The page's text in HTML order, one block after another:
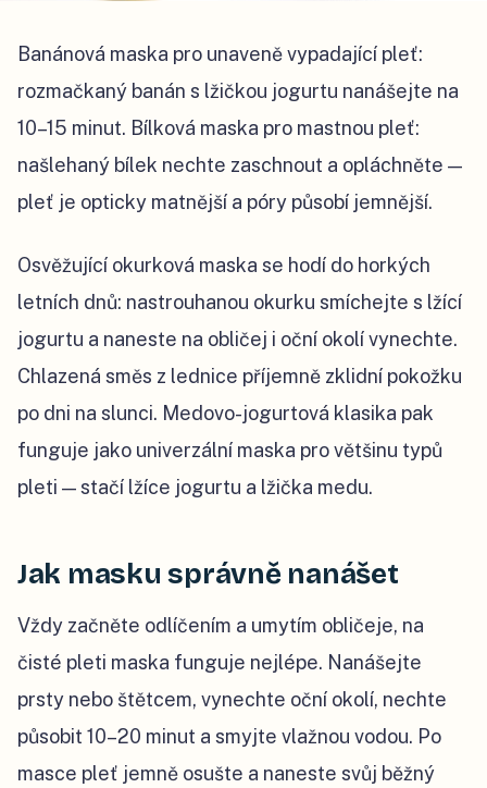
Banánová maska pro unaveně vypadající pleť:
rozmačkaný banán s lžičkou jogurtu nanášejte na
10–15 minut. Bílková maska pro mastnou pleť:
našlehaný bílek nechte zaschnout a opláchněte —
pleť je opticky matnější a póry působí jemnější.
Osvěžující okurková maska se hodí do horkých
letních dnů: nastrouhanou okurku smíchejte s lžící
jogurtu a naneste na obličej i oční okolí vynechte.
Chlazená směs z lednice příjemně zklidní pokožku
po dni na slunci. Medovo-jogurtová klasika pak
funguje jako univerzální maska pro většinu typů
pleti — stačí lžíce jogurtu a lžička medu.
Jak masku správně nanášet
Vždy začněte odlíčením a umytím obličeje, na
čisté pleti maska funguje nejlépe. Nanášejte
prsty nebo štětcem, vynechte oční okolí, nechte
působit 10–20 minut a smyjte vlažnou vodou. Po
masce pleť jemně osušte a naneste svůj běžný